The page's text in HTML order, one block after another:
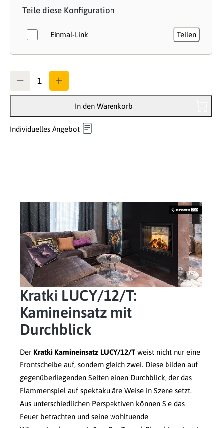
Teile diese Konfiguration
Einmal-Link Teilen
In den Warenkorb
Individuelles Angebot
Kratki LUCY/12/T:
Kamineinsatz mit
Durchblick
Der Kratki Kamineinsatz LUCY/12/Tweist nicht nur eine
Frontscheibe auf, sondern gleich zwei. Diese bilden auf
gegenüberliegenden Seiten einen Durchblick, der das
Flammenspiel auf spektakuläre Weise in Szene setzt.
Aus unterschiedlichen Perspektiven können Sie das
Feuer betrachten und seine wohltuende